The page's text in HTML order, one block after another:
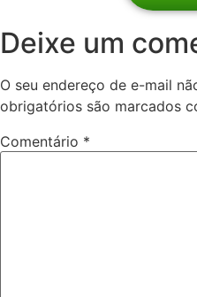
Deixe um
O seu endereço de e-mail
obrigatórios são marcados
Comentário *